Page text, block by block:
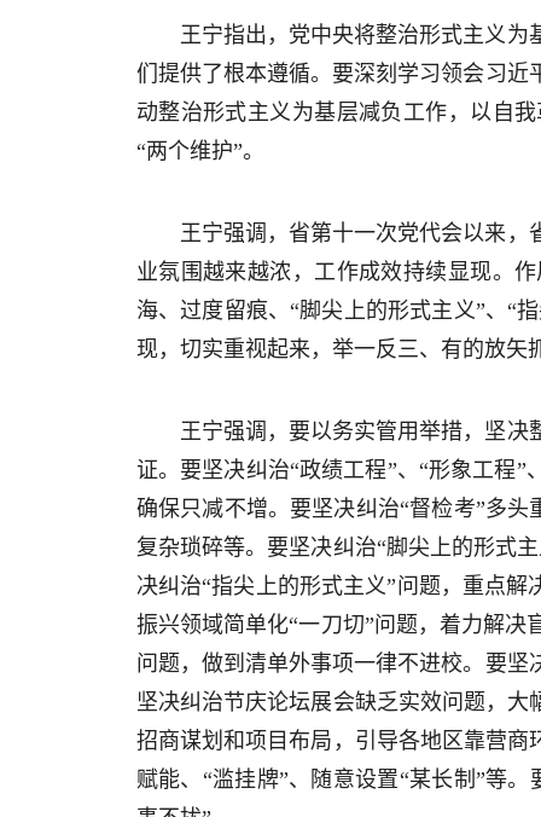
王宁指出，党中央将整治形式主义
们提供了根本遵循。要深刻学习领会习
动整治形式主义为基层减负工作，以自
“两个维护”。
王宁强调，省第十一次党代会以来
业氛围越来越浓，工作成效持续显现。
海、过度留痕、“脚尖上的形式主义”、“
现，切实重视起来，举一反三、有的放
王宁强调，要以务实管用举措，坚
证。要坚决纠治“政绩工程”、“形象工程
确保只减不增。要坚决纠治“督检考”多
复杂琐碎等。要坚决纠治“脚尖上的形式
决纠治“指尖上的形式主义”问题，重点
振兴领域简单化“一刀切”问题，着力解
问题，做到清单外事项一律不进校。要
坚决纠治节庆论坛展会缺乏实效问题，
招商谋划和项目布局，引导各地区靠营
赋能、“滥挂牌”、随意设置“某长制”等